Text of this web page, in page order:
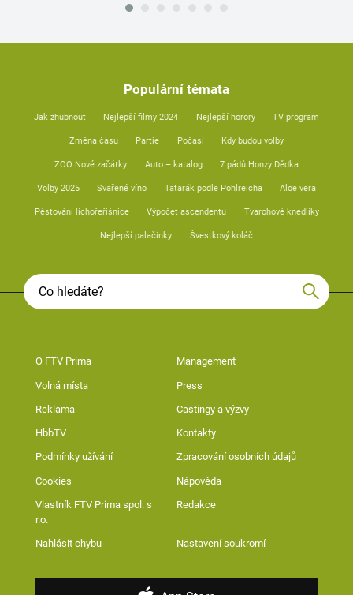
Populární témata
Jak zhubnout Nejlepší filmy 2024 Nejlepší horory TV program
Změna času Partie Počasí Kdy budou volby
ZOO Nové začátky Auto – katalog 7 pádů Honzy Dědka
Volby 2025 Svařené víno Tatarák podle Pohlreicha Aloe vera
Pěstování lichořeřišnice Výpočet ascendentu Tvarohové knedlíky
Nejlepší palačinky Švestkový koláč
O FTV Prima Management
Volná místa Press
Reklama Castingy a výzvy
HbbTV Kontakty
Podmínky užívání Zpracování osobních údajů
Cookies Nápověda
Vlastník FTV Prima spol. s
r.o.
Redakce
Nahlásit chybu Nastavení soukromí